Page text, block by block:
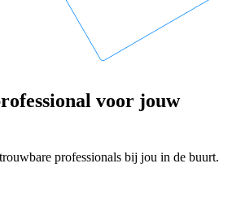
voor jouw
professionals bij jou in de buurt.